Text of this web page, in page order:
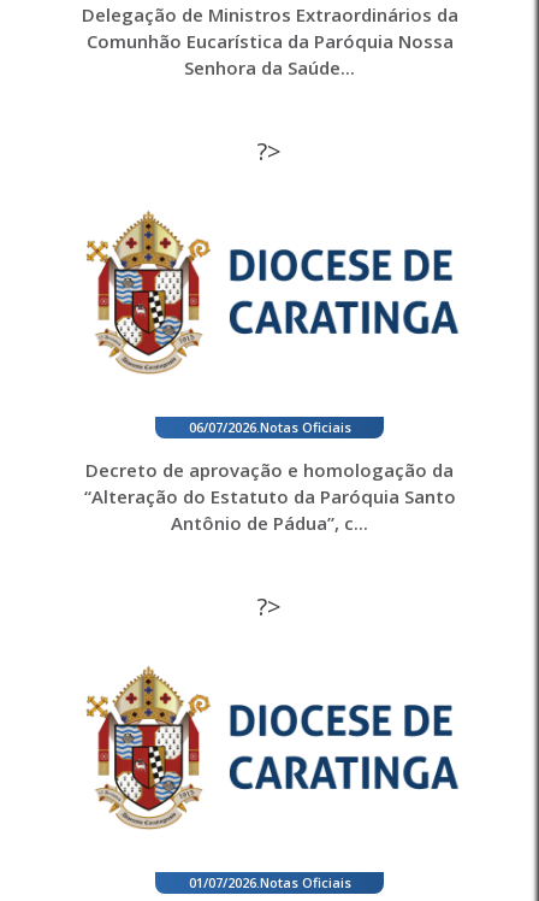
Delegação de Ministros Extraordinários da
Comunhão Eucarística da Paróquia Nossa
Senhora da Saúde...
?>
06/07/2026. Notas Oficiais
Decreto de aprovação e homologação da
“Alteração do Estatuto da Paróquia Santo
Antônio de Pádua”, c...
?>
01/07/2026. Notas Oficiais